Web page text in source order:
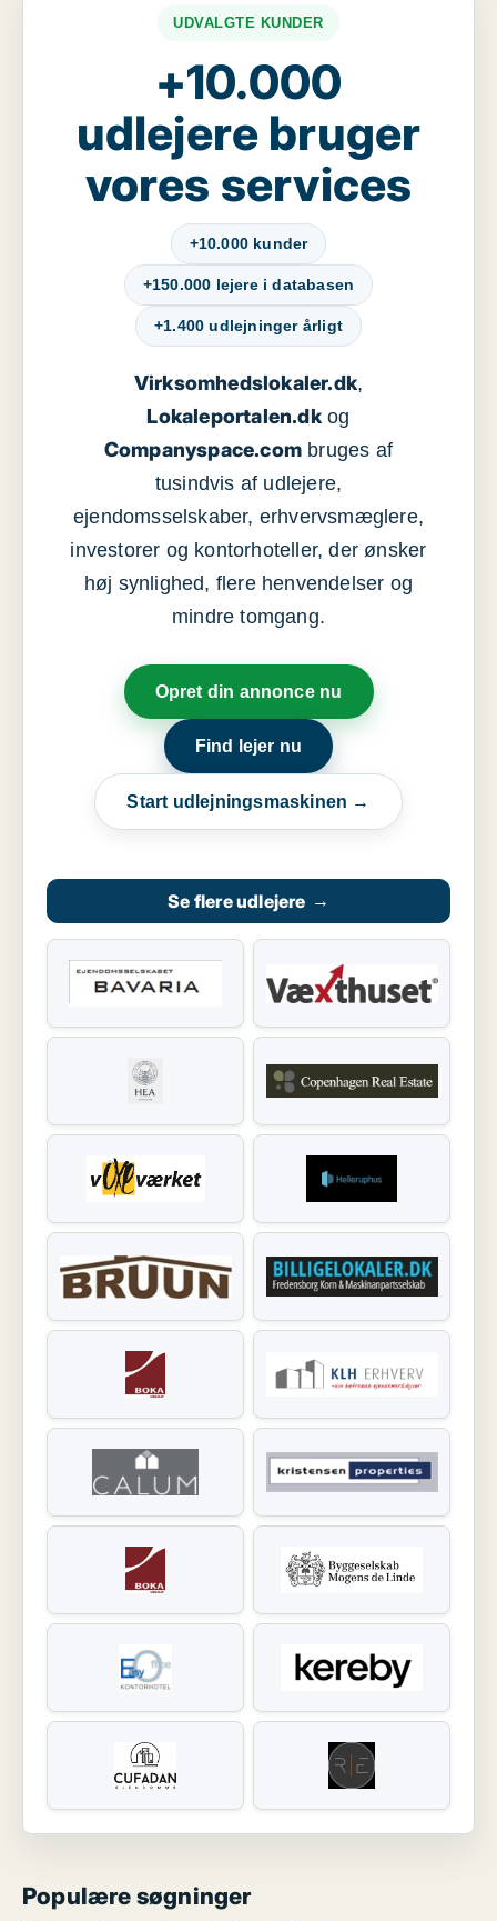
UDVALGTE KUNDER
+10.000
udlejere bruger
vores services
+10.000 kunder
+150.000 lejere i databasen
+1.400 udlejninger årligt
Virksomhedslokaler.dk,
Lokaleportalen.dkog
Companyspace.com bruges af
tusindvis af udlejere,
ejendomsselskaber, erhvervsmæglere,
investorer og kontorhoteller, der ønsker
høj synlighed, flere henvendelser og
mindre tomgang.
Opret din annonce nu
Find lejer nu
Start udlejningsmaskinen →
Se flere udlejere →
Populære søgninger